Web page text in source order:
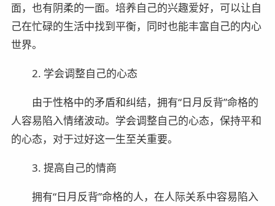
面，也有阴柔的一面。培养自己的兴趣爱好，可以让自
己在忙碌的生活中找到平衡，同时也能丰富自己的内心
世界。
2. 学会调整自己的心态
由于性格中的矛盾和纠结，拥有“日月反背”命格的
人容易陷入情绪波动。学会调整自己的心态，保持平和
的心态，对于过好这一生至关重要。
3. 提高自己的情商
拥有“日月反背”命格的人，在人际关系中容易陷入